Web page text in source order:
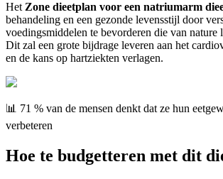
Het Zone dieetplan voor een natriumarm
behandeling en een gezonde levensstijl door
voedingsmiddelen te bevorderen die van nature
Dit zal een grote bijdrage leveren aan het
en de kans op hartziekten verlagen.
📊 71 % van de mensen denkt dat ze hun
verbeteren
Hoe te budgetteren met dit